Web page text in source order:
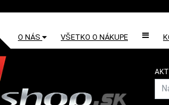
O NÁS VŠETKO O NÁKUPE